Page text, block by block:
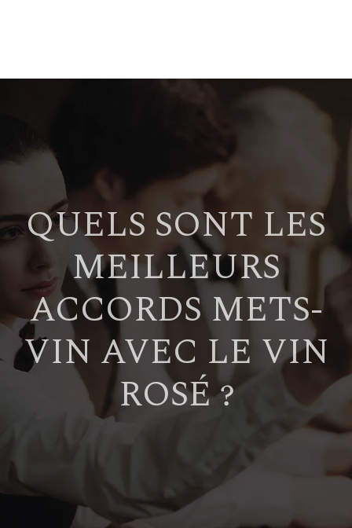
QUELS SONT LES
MEILLEURS
ACCORDS METS-
VIN AVEC LE VIN
ROSÉ ?